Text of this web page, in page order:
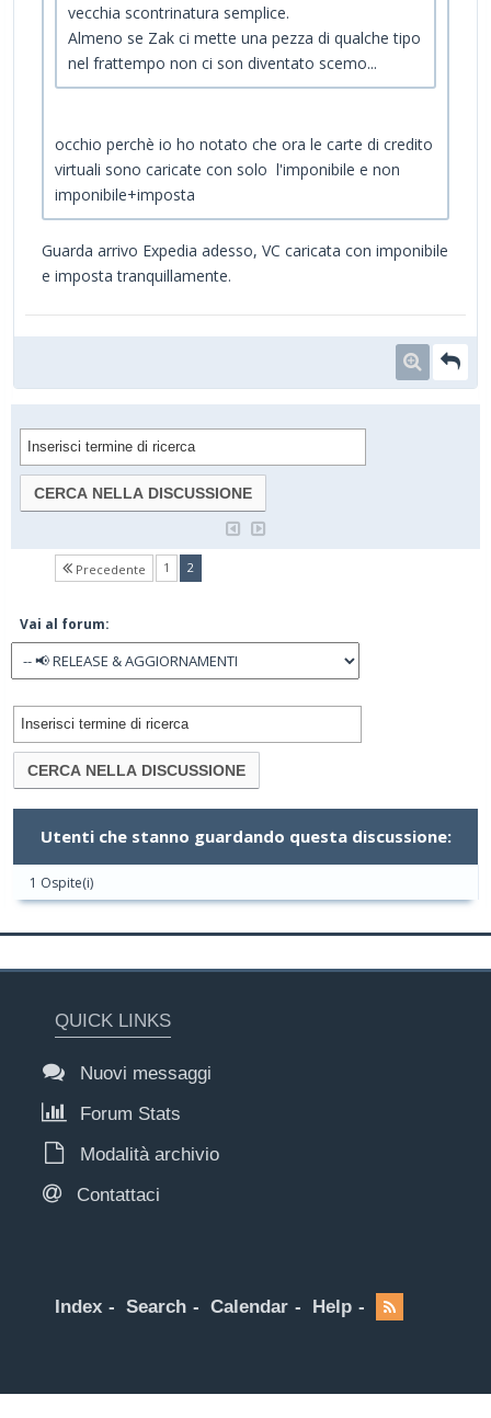
vecchia scontrinatura semplice.
Almeno se Zak ci mette una pezza di qualche tipo
nel frattempo non ci son diventato scemo...
occhio perchè io ho notato che ora le carte di credito
virtuali sono caricate con solo l'imponibile e non
imponibile+imposta
Guarda arrivo Expedia adesso, VC caricata con imponibile
e imposta tranquillamente.
Precedente 1 2(current)
Vai al forum:
Utenti che stanno guardando questa discussione:
1 Ospite(i)
QUICK LINKS
Nuovi messaggi
Forum Stats
Modalità archivio
Contattaci
Index Search Calendar Help